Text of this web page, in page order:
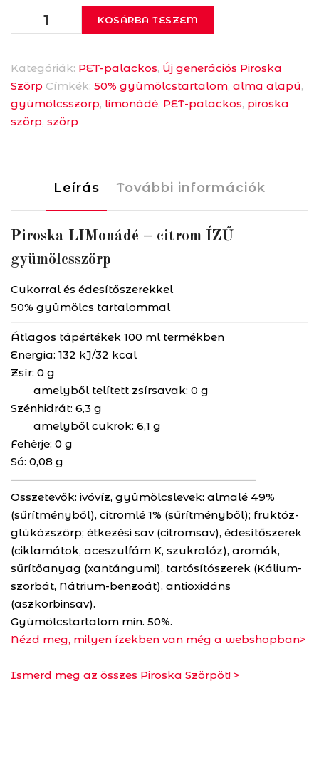
PIROSKA
CITROM
ÍZŰ
GYÜMÖLCSSZÖRP
CUKORRAL
KOSÁRBA TESZEM
Kategóriák: PET-palackos, Új generációs Piroska
Szörp Címkék: 50% gyümölcstartalom, alma alapú,
gyümölcsszörp, limonádé, PET-palackos, piroska
szörp, szörp
Leírás További információk
Piroska LIMonádé – citrom ÍZŰ
gyümölcsszörp
Cukorral és édesítőszerekkel
50% gyümölcs tartalommal
Átlagos tápértékek 100 ml termékben
Energia: 132 kJ/32 kcal
Zsír: 0 g
amelyből telített zsírsavak: 0 g
Szénhidrát: 6,3 g
amelyből cukrok: 6,1 g
Fehérje: 0 g
Só: 0,08 g
———————————————————————
Összetevők: ivóvíz, gyümölcslevek: almalé 49%
(sűrítményből), citromlé 1% (sűrítményből); fruktóz-
glükózszörp; étkezési sav (citromsav), édesítőszerek
(ciklamátok, aceszulfám K, szukralóz), aromák,
sűrítőanyag (xantángumi), tartósítószerek (Kálium-
szorbát, Nátrium-benzoát), antioxidáns
(aszkorbinsav).
Gyümölcstartalom min. 50%.
Nézd meg, milyen ízekben van még a webshopban>
Ismerd meg az összes Piroska Szörpöt! >